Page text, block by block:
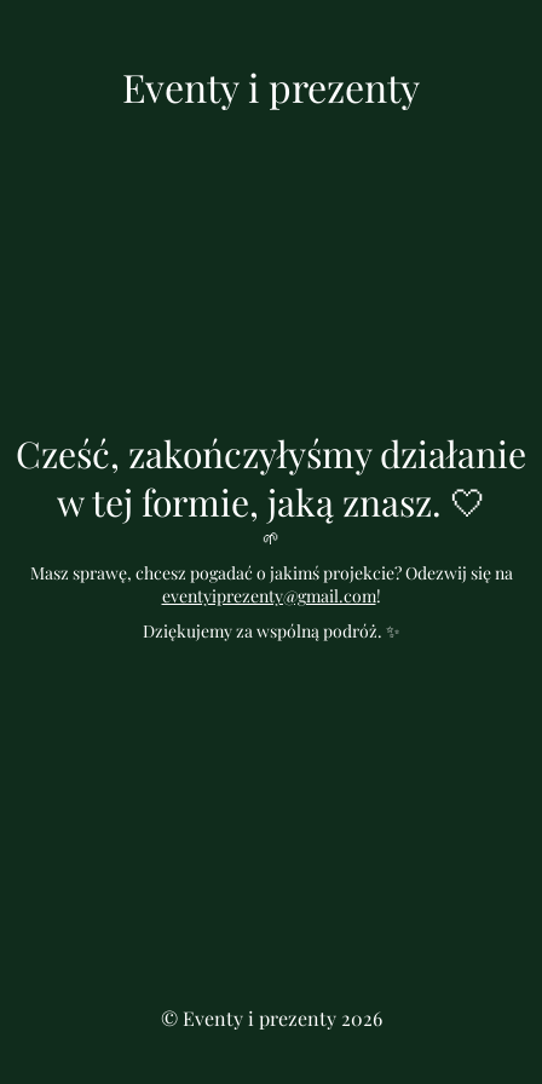
Eventy i prezenty
Cześć, zakończyłyśmy działanie
w tej formie, jaką znasz. 🤍
🌱
Masz sprawę, chcesz pogadać o jakimś projekcie? Odezwij się na
eventyiprezenty@gmail.com!
Dziękujemy za wspólną podróż. ✨
© Eventy i prezenty 2026